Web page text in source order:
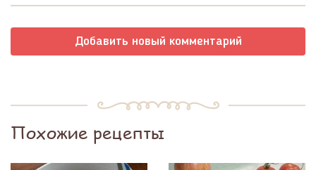
Добавить новый комментарий
Похожие рецепты